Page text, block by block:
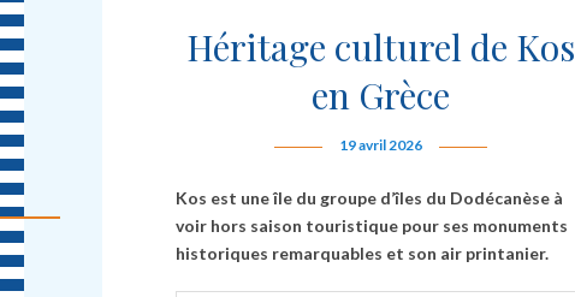
Héritage culturel de Kos
en Grèce
19 avril 2026
Kos est une île du groupe d’îles du Dodécanèse à
voir hors saison touristique pour ses monuments
historiques remarquables et son air printanier.